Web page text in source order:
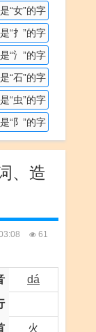
“女”的字
“扌”的字
“氵”的字
“石”的字
“虫”的字
“阝”的字
、造
61
dá
火